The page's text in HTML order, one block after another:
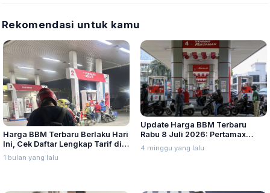
Rekomendasi untuk kamu
Harga BBM Terbaru Berlaku Hari
Ini, Cek Daftar Lengkap Tarif di
Seluruh Indonesia
1 bulan yang lalu
Update Harga BBM Terbaru
Rabu 8 Juli 2026: Pertamax
Turbo, Dexlite, dan Pertamina
Dex Turun
4 minggu yang lalu